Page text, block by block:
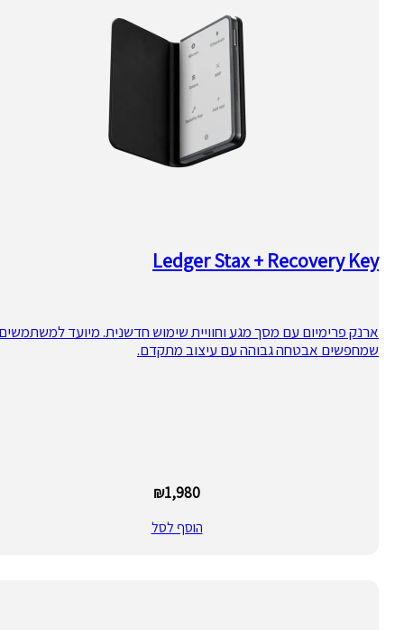
Ledger Stax + Recovery Key
ארנק פרימיום עם מסך מגע וחוויית שימוש חדשנית. מיועד למשתמשים
שמחפשים אבטחה גבוהה עם עיצוב מתקדם.
₪1,980
הוסף לסל